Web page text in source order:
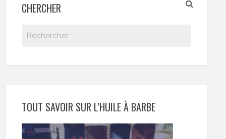
CHERCHER
TOUT SAVOIR SUR L’HUILE À BARBE